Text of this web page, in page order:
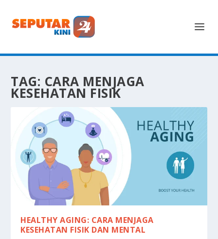
TAG: CARA MENJAGA
KESEHATAN FISIK
HEALTHY AGING: CARA MENJAGA
KESEHATAN FISIK DAN MENTAL